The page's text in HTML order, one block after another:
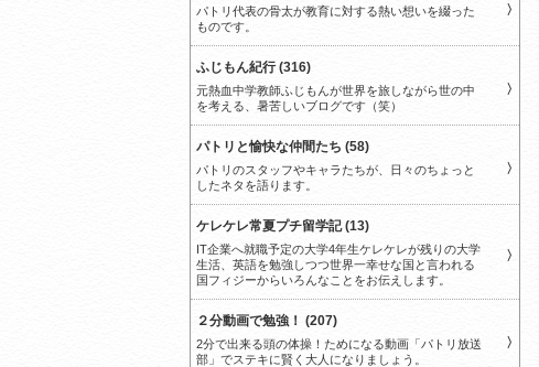
パトリ代表の骨太が教育に対する熱い想いを綴った
ものです。
ふじもん紀行 (316)
元熱血中学教師ふじもんが世界を旅しながら世の中
を考える、暑苦しいブログです（笑）
パトリと愉快な仲間たち (58)
パトリのスタッフやキャラたちが、日々のちょっと
したネタを語ります。
ケレケレ常夏プチ留学記 (13)
IT企業へ就職予定の大学4年生ケレケレが残りの大学
生活、英語を勉強しつつ世界一幸せな国と言われる
国フィジーからいろんなことをお伝えします。
２分動画で勉強！ (207)
2分で出来る頭の体操！ためになる動画「パトリ放送
部」でステキに賢く大人になりましょう。